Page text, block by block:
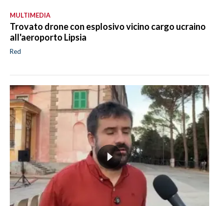
MULTIMEDIA
Trovato drone con esplosivo vicino cargo ucraino
all'aeroporto Lipsia
Red